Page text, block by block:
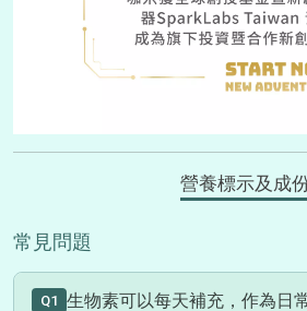
營養標示及成
常見問題
Q1 生物素可以每天補充，作為日